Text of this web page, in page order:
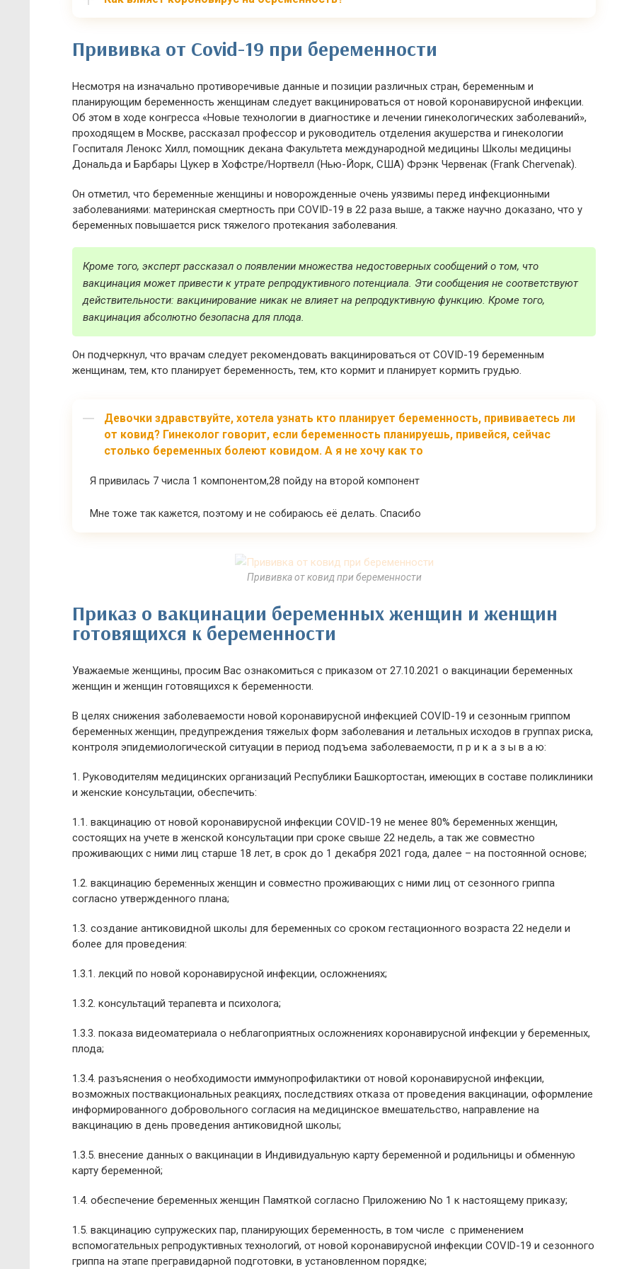
Прививка от Covid-19 при беременности
Несмотря на изначально противоречивые данные и позиции различных стран, беременным и
планирующим беременность женщинам следует вакцинироваться от новой коронавирусной инфекции.
Об этом в ходе конгресса «Новые технологии в диагностике и лечении гинекологических заболеваний»,
проходящем в Москве, рассказал профессор и руководитель отделения акушерства и гинекологии
Госпиталя Ленокс Хилл, помощник декана Факультета международной медицины Школы медицины
Дональда и Барбары Цукер в Хофстре/Нортвелл (Нью-Йорк, США) Фрэнк Червенак (Frank Chervenak).
Он отметил, что беременные женщины и новорожденные очень уязвимы перед инфекционными
заболеваниями: материнская смертность при COVID-19 в 22 раза выше, а также научно доказано, что у
беременных повышается риск тяжелого протекания заболевания.
Кроме того, эксперт рассказал о появлении множества недостоверных сообщений о том, что
вакцинация может привести к утрате репродуктивного потенциала. Эти сообщения не соответствуют
действительности: вакцинирование никак не влияет на репродуктивную функцию. Кроме того,
вакцинация абсолютно безопасна для плода.
Он подчеркнул, что врачам следует рекомендовать вакцинироваться от COVID-19 беременным
женщинам, тем, кто планирует беременность, тем, кто кормит и планирует кормить грудью.
Девочки здравствуйте, хотела узнать кто планирует беременность, прививаетесь ли
от ковид? Гинеколог говорит, если беременность планируешь, привейся, сейчас
столько беременных болеют ковидом. А я не хочу как то
Я привилась 7 числа 1 компонентом,28 пойду на второй компонент
Мне тоже так кажется, поэтому и не собираюсь её делать. Спасибо
Прививка от ковид при беременности
Приказ о вакцинации беременных женщин и женщин
готовящихся к беременности
Уважаемые женщины, просим Вас ознакомиться с приказом от 27.10.2021 о вакцинации беременных
женщин и женщин готовящихся к беременности.
В целях снижения заболеваемости новой коронавирусной инфекцией COVID-19 и сезонным гриппом
беременных женщин, предупреждения тяжелых форм заболевания и летальных исходов в группах риска,
контроля эпидемиологической ситуации в период подъема заболеваемости, п р и к а з ы в а ю:
1. Руководителям медицинских организаций Республики Башкортостан, имеющих в составе поликлиники
и женские консультации, обеспечить:
1.1. вакцинацию от новой коронавирусной инфекции COVID-19 не менее 80% беременных женщин,
состоящих на учете в женской консультации при сроке свыше 22 недель, а так же совместно
проживающих с ними лиц старше 18 лет, в срок до 1 декабря 2021 года, далее – на постоянной основе;
1.2. вакцинацию беременных женщин и совместно проживающих с ними лиц от сезонного гриппа
согласно утвержденного плана;
1.3. создание антиковидной школы для беременных со сроком гестационного возраста 22 недели и
более для проведения:
1.3.1. лекций по новой коронавирусной инфекции, осложнениях;
1.3.2. консультаций терапевта и психолога;
1.3.3. показа видеоматериала о неблагоприятных осложнениях коронавирусной инфекции у беременных,
плода;
1.3.4. разъяснения о необходимости иммунопрофилактики от новой коронавирусной инфекции,
возможных поствакциональных реакциях, последствиях отказа от проведения вакцинации, оформление
информированного добровольного согласия на медицинское вмешательство, направление на
вакцинацию в день проведения антиковидной школы;
1.3.5. внесение данных о вакцинации в Индивидуальную карту беременной и родильницы и обменную
карту беременной;
1.4. обеспечение беременных женщин Памяткой согласно Приложению No 1 к настоящему приказу;
1.5. вакцинацию супружеских пар, планирующих беременность, в том числе с применением
вспомогательных репродуктивных технологий, от новой коронавирусной инфекции COVID-19 и сезонного
гриппа на этапе прегравидарной подготовки, в установленном порядке;